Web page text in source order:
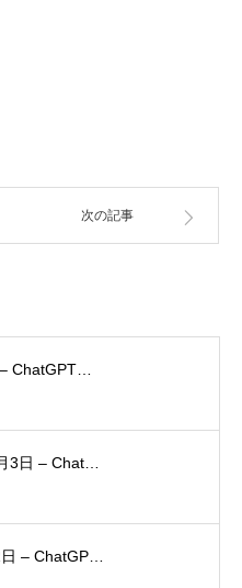
次の記事
ChatGPT…
3日 – Chat…
– ChatGP…